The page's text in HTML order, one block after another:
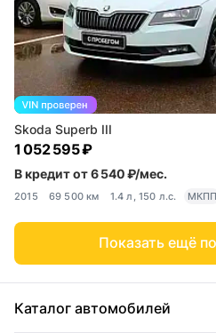
Skoda Superb III
1 052 595 ₽
В кредит от 6 540 ₽/мес.
2015 69 500 км 1.4 л, 150 л.с. МКПП
Показать ещё
Каталог автомобилей